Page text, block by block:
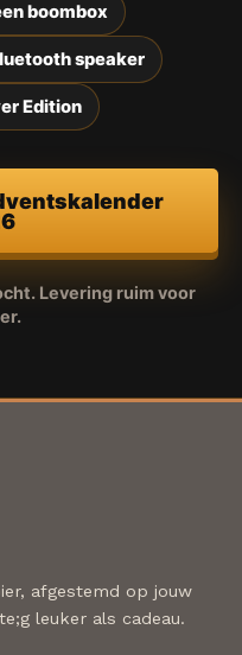
boombox
speaker
Edition
Levering ruim voor
afgestemd op jouw
leuker als cadeau.